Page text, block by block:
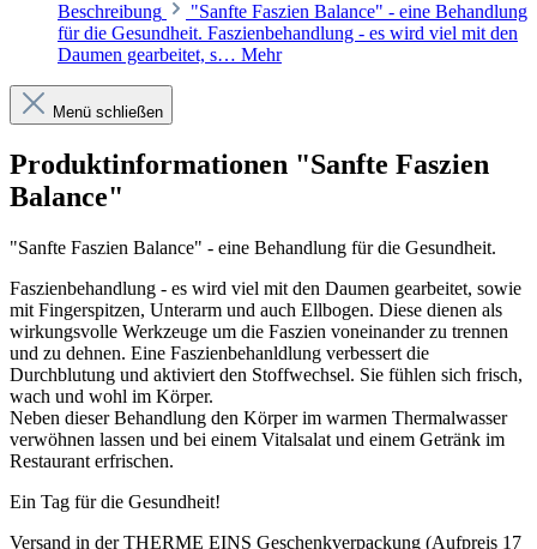
Beschreibung
"Sanfte Faszien Balance" - eine Behandlung
für die Gesundheit. Faszienbehandlung - es wird viel mit den
Daumen gearbeitet, s… Mehr
Menü schließen
Produktinformationen "Sanfte Faszien
Balance"
"Sanfte Faszien Balance" - eine Behandlung für die Gesundheit.
Faszienbehandlung - es wird viel mit den Daumen gearbeitet, sowie
mit Fingerspitzen, Unterarm und auch Ellbogen. Diese dienen als
wirkungsvolle Werkzeuge um die Faszien voneinander zu trennen
und zu dehnen. Eine Faszienbehanldlung verbessert die
Durchblutung und aktiviert den Stoffwechsel. Sie fühlen sich frisch,
wach und wohl im Körper.
Neben dieser Behandlung den Körper im warmen Thermalwasser
verwöhnen lassen und bei einem Vitalsalat und einem Getränk im
Restaurant erfrischen.
Ein Tag für die Gesundheit!
Versand in der THERME EINS Geschenkverpackung (Aufpreis 17